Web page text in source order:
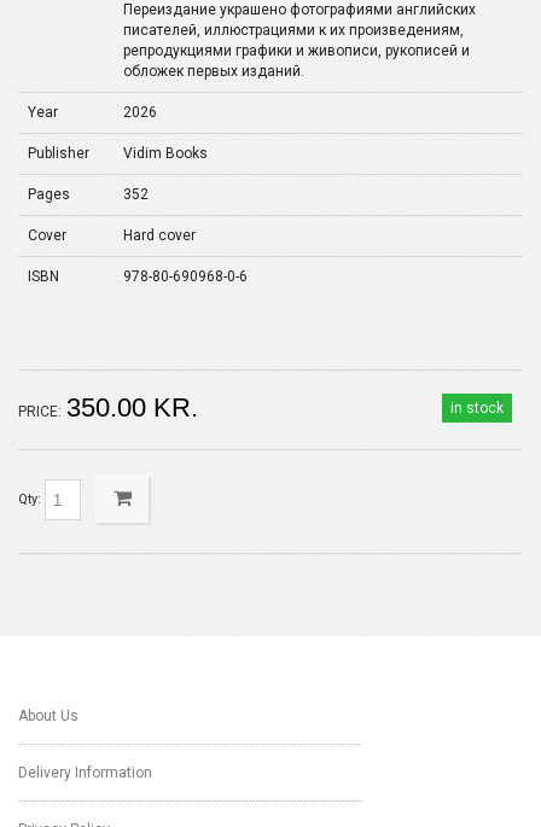
Переиздание украшено фотографиями английских
писателей, иллюстрациями к их произведениям,
репродукциями графики и живописи, рукописей и
обложек первых изданий.
Year 2026
Publisher Vidim Books
Pages 352
Cover Hard cover
ISBN 978-80-690968-0-6
in stock
PRICE: 350.00 KR.
Qty:
About Us
Delivery Information